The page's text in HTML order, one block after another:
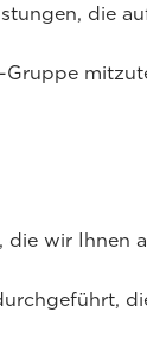
die
wir Ihnen